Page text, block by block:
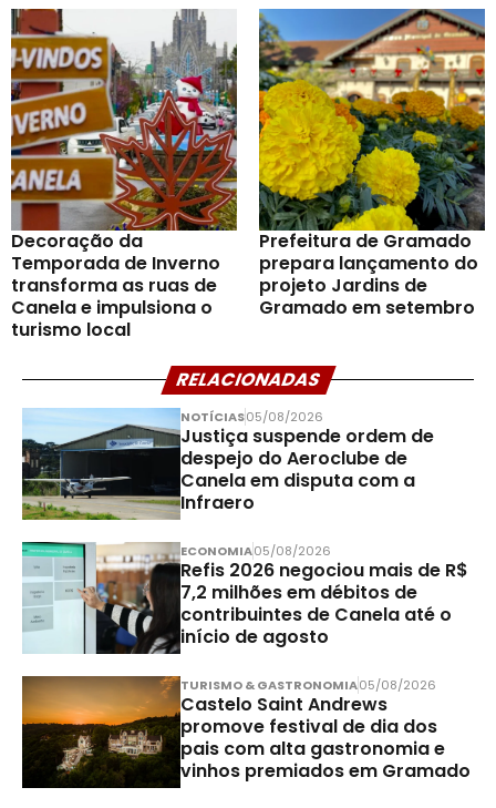
Decoração da
Temporada de Inverno
transforma as ruas de
Canela e impulsiona o
turismo local
Prefeitura de Gramado
prepara lançamento do
projeto Jardins de
Gramado em setembro
RELACIONADAS
NOTÍCIAS05/08/2026
Justiça suspende ordem de
despejo do Aeroclube de
Canela em disputa com a
Infraero
ECONOMIA05/08/2026
Refis 2026 negociou mais de R$
7,2 milhões em débitos de
contribuintes de Canela até o
início de agosto
TURISMO & GASTRONOMIA05/08/2026
Castelo Saint Andrews
promove festival de dia dos
pais com alta gastronomia e
vinhos premiados em Gramado